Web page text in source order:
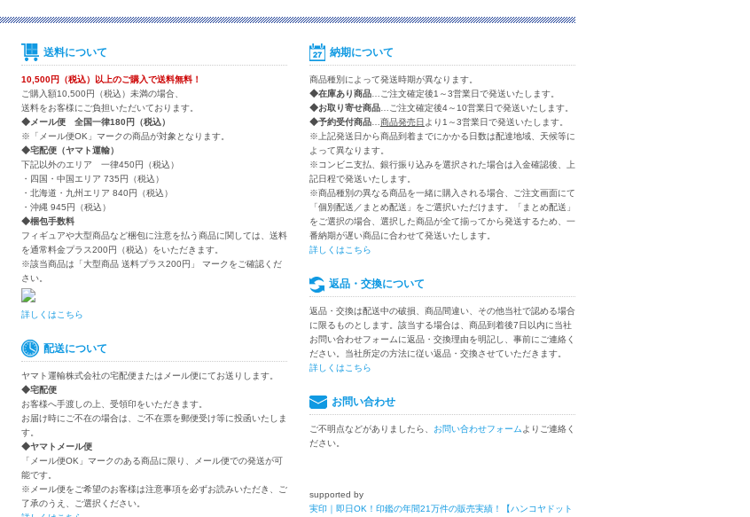
送料について
10,500円（税込）以上のご購入で送料無料！
ご購入額10,500円（税込）未満の場合、
送料をお客様にご負担いただいております。
◆メール便 全国一律180円（税込）
※「メール便OK」マークの商品が対象となります。
◆宅配便（ヤマト運輸）
下記以外のエリア 一律450円（税込）
・四国・中国エリア 735円（税込）
・北海道・九州エリア 840円（税込）
・沖縄 945円（税込）
◆梱包手数料
フィギュアや大型商品など梱包に注意を払う商品に関しては、送料
を通常料金プラス200円（税込）をいただきます。
※該当商品は「大型商品 送料プラス200円」 マークをご確認くだ
さい。
詳しくはこちら
配送について
ヤマト運輸株式会社の宅配便またはメール便にてお送りします。
◆宅配便
お客様へ手渡しの上、受領印をいただきます。
お届け時にご不在の場合は、ご不在票を郵便受け等に投函いたしま
す。
◆ヤマトメール便
「メール便OK」マークのある商品に限り、メール便での発送が可
能です。
※メール便をご希望のお客様は注意事項を必ずお読みいただき、ご
了承のうえ、ご選択ください。
納期について
商品種別によって発送時期が異なります。
◆在庫あり商品 …ご注文確定後1～3営業日で発送いたします。
◆お取り寄せ商品 …ご注文確定後4～10営業日で発送いたします。
◆予約受付商品
商品発売日 より1～3営業日で発送いたします。
※上記発送日から商品到着までにかかる日数は配達地域、天候等に
よって異なります。
※コンビニ支払、銀行振り込みを選択された場合は入金確認後、上
記日程で発送いたします。
※商品種別の異なる商品を一緒に購入される場合、ご注文画面にて
「個別配送／まとめ配送」をご選択いただけます。「まとめ配送」
をご選択の場合、選択した商品が全て揃ってから発送するため、一
番納期が遅い商品に合わせて発送いたします。
詳しくはこちら
返品・交換について
返品・交換は配送中の破損、商品間違い、その他当社で認める場合
に限るものとします。該当する場合は、商品到着後7日以内に当社
お問い合わせフォームに返品・交換理由を明記し、事前にご連絡く
ださい。当社所定の方法に従い返品・交換させていただきます。
詳しくはこちら
お問い合わせ
ご不明点などがありましたら、 お問い合わせフォーム よりご連絡く
ださい。
supported by
実印｜即日OK！印鑑の年間21万件の販売実績！【ハンコヤドット